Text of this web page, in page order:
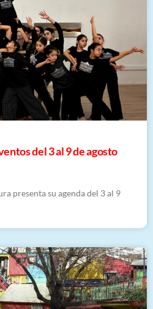
del 3 al 9 de agosto
presenta su agenda del 3 al 9